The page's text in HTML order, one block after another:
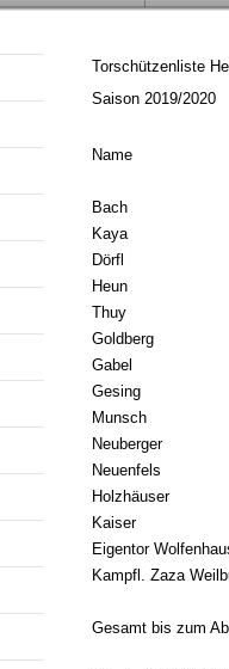
Torschützenliste
Saison 2019/2020
Name
Bach
Kaya
Dörfl
Heun
Thuy
Goldberg
Gabel
Gesing
Munsch
Neuberger
Neuenfels
Holzhäuser
Kaiser
Eigentor
Kampfl. Zaza
Gesamt bis zum